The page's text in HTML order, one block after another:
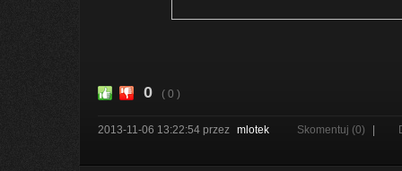
0 ( 0 )
2013-11-06 13:22:54 przez mlotek Skomentuj (0)